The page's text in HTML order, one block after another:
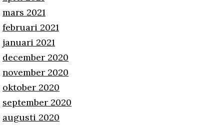
mars 2021
februari 2021
januari 2021
december 2020
november 2020
oktober 2020
september 2020
augusti 2020